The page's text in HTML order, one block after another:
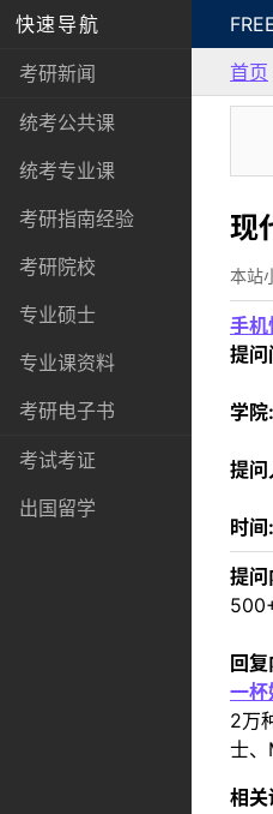
快速导航
考研新闻
统考公共课
统考专业课
考研指南经验
考研院校
专业硕士
专业课资料
考研电子书
考试考证
出国留学
首页
现
本站
手机
提问
学院:
提问
时间:
提问
回
一杯
2万
士、
相